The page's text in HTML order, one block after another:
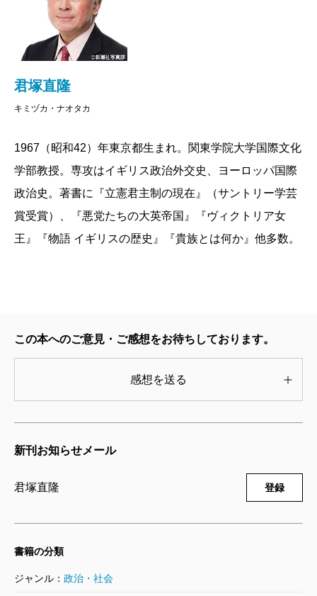
体だったのである。
今日、君主を戴く国家であったとしても、政治権力
は既に君主の手から離れている。著者も言及している
ように、湾岸産油国やブルネイなど、君主が政治権力
を握り、実質的に何らの制約も受けない国家が世界に
王制を廃したように、これらの絶対君主制は緩やかに
消滅に向かっていると考えるべきなのだろう。
政治権力の所在とその行使に最大の関心を向ける政
治学において、立憲君主制は今日、体系的に検討され
ているテーマだとはいえない。政治体制の標準的な分
分類される例もあるが、それも君主の存在が理由では
な事情などから採用している国家があるが、それ自体
はとくに意味のないもの」なのである。
しかし、本当にそうなのだろうか。近代イギリスの
政治史を長らく考えてきた著者にとって、「君臨すれ
に君主のもたらすものがないと見なすのは、明らかに
が君臨することの意義が説かれた。彼らの著作は19世
紀後半や20世紀前半の立憲君主制を対象にしており、
君塚直隆
キミヅカ・ナオタカ
1967（昭和42）年東京都生まれ。関東学院大学国際文化
学部教授。専攻はイギリス政治外交史、ヨーロッパ国際
政治史。著書に『立憲君主制の現在』（サントリー学芸
賞受賞）、『悪党たちの大英帝国』『ヴィクトリア女
王』『物語 イギリスの歴史』『貴族とは何か』他多数。
この本へのご意見・ご感想をお待ちしております。
感想を送る
新刊お知らせメール
君塚直隆 登録
書籍の分類
ジャンル： 政治・社会